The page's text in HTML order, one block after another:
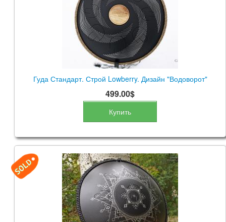
Гуда Стандарт. Строй Lowberry. Дизайн "Водоворот"
499.00$
Купить